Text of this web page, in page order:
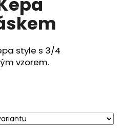
style s 3/4
vzorem.